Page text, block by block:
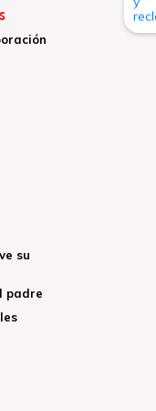
su
padre